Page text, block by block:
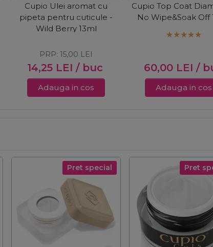
Cupio Ulei aromat cu
pipeta pentru cuticule -
Wild Berry 13ml
14,25 LEI / buc
PRP:15,00 LEI
Adauga in cos
Cupio Top Coat
No Wipe&Soak Off
60,00 LEI /
Adauga in cos
Pret special Pret